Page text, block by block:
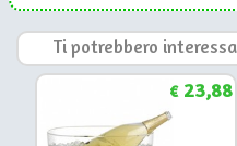
Ti potrebbero
€23,88